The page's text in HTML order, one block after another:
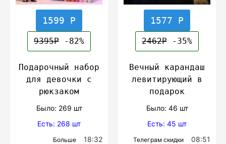
1599 Р
9395Р -82%
Подарочный набор
для девочки с
рюкзаком
Было: 269 шт
Есть: 268 шт
Больше 18:32
1577 Р
2462Р -35%
Вечный карандаш
левитирующий в
подарок
Было: 46 шт
Есть: 45 шт
Телеграм скидки 08:51